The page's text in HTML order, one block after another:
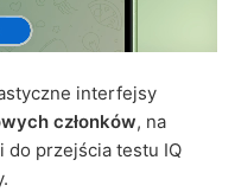
interfejsy
członków, na
do przejścia testu IQ